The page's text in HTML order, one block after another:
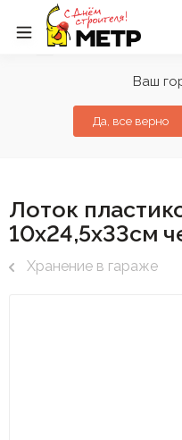
Ваш
Да, все верно
Лоток
10х24,5х33см
Хранение в гараже